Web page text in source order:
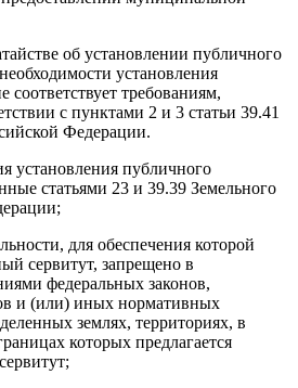
об установлении публичного
установления
соответствует требованиям,
с пунктами 2 и 3 статьи 39.41
Федерации.
установления публичного
статьями 23 и 39.39 Земельного
для обеспечения которой
сервитут, запрещено в
федеральных законов,
и (или) иных нормативных
землях, территориях, в
которых предлагается